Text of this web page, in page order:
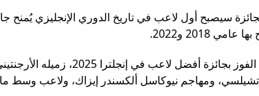
سيصبح أول لاعب في تاريخ الدوري الإنجليزي يُمنح
2018 و2022.
وينافس محمد صلاح على الفوز
ومهاجم نيوكاسل ألكسندر إيزاك، ولاعب وسط